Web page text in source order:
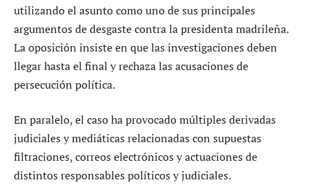
utilizando el asunto como uno de sus principales
argumentos de desgaste contra la presidenta madrileña.
La oposición insiste en que las investigaciones deben
llegar hasta el final y rechaza las acusaciones de
persecución política.
En paralelo, el caso ha provocado múltiples derivadas
judiciales y mediáticas relacionadas con supuestas
filtraciones, correos electrónicos y actuaciones de
distintos responsables políticos y judiciales.